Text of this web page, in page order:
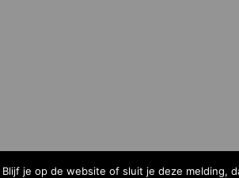
je op de website of sluit je deze melding,